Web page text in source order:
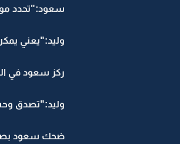
سعود:"تحدد
وليد:"يعني
ركز سعود في
وليد:"تصدق
ضحك سعود